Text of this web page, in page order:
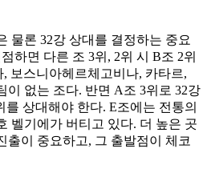
물론 32강 상대를 결정하는 중요
하면 다른 조 3위, 2위 시 B조 2위
보스니아헤르체고비나, 카타르,
이 없는 조다. 반면 A조 3위로 32강
를 상대해야 한다. E조에는 전통의
벨기에가 버티고 있다. 더 높은 곳
출이 중요하고, 그 출발점이 체코